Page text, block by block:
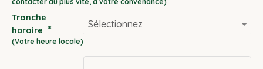
slash
MM
slash
Tranche
horaire *